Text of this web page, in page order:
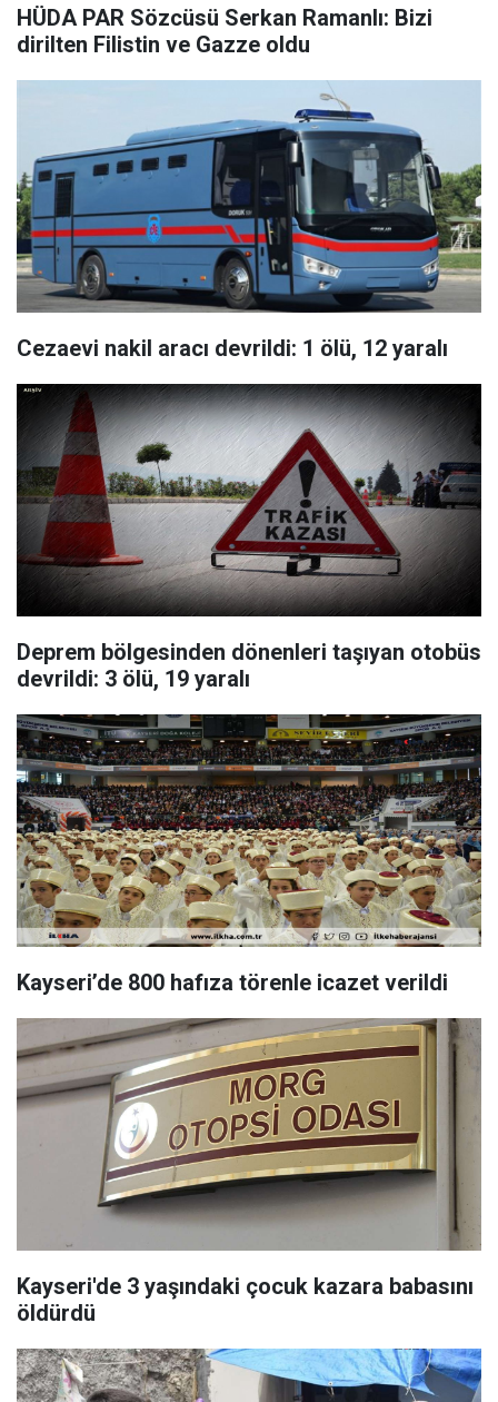
HÜDA PAR Sözcüsü Serkan Ramanlı: Bizi
dirilten Filistin ve Gazze oldu
Cezaevi nakil aracı devrildi: 1 ölü, 12 yaralı
Deprem bölgesinden dönenleri taşıyan otobüs
devrildi: 3 ölü, 19 yaralı
Kayseri’de 800 hafıza törenle icazet verildi
Kayseri'de 3 yaşındaki çocuk kazara babasını
öldürdü